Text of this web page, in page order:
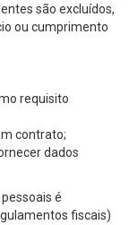
são excluídos,
ou cumprimento
requisito
contrato;
dados
é
fiscais)